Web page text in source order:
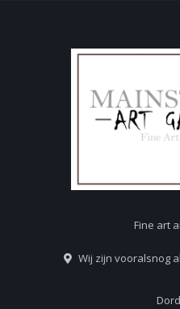
Fine art
Wij zijn vooralsnog